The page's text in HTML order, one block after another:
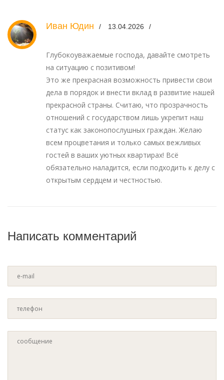
Иван Юдин 13.04.2026
Глубокоуважаемые господа, давайте смотреть
на ситуацию с позитивом!
Это же прекрасная возможность привести свои
дела в порядок и внести вклад в развитие нашей
прекрасной страны. Считаю, что прозрачность
отношений с государством лишь укрепит наш
статус как законопослушных граждан. Желаю
всем процветания и только самых вежливых
гостей в ваших уютных квартирах! Всё
обязательно наладится, если подходить к делу с
открытым сердцем и честностью.
Написать комментарий